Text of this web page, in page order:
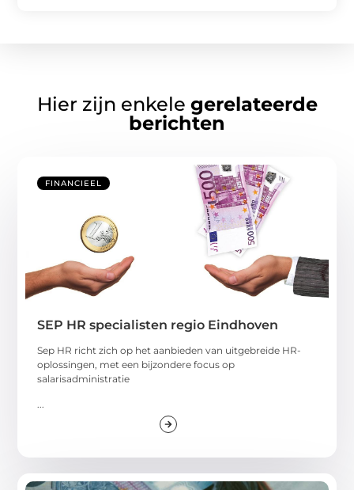
Hier zijn enkele gerelateerde
berichten
FINANCIEEL
SEP HR specialisten regio Eindhoven
Sep HR richt zich op het aanbieden van uitgebreide HR-
oplossingen, met een bijzondere focus op
salarisadministratie
...